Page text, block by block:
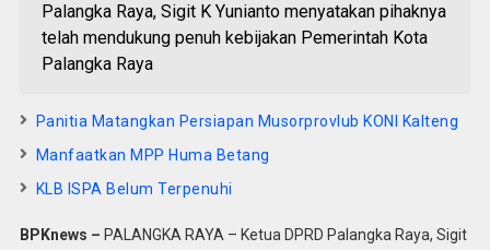
Palangka Raya, Sigit K Yunianto menyatakan pihaknya
telah mendukung penuh kebijakan Pemerintah Kota
Palangka Raya
Panitia Matangkan Persiapan Musorprovlub KONI Kalteng
Manfaatkan MPP Huma Betang
KLB ISPA Belum Terpenuhi
BPKnews – PALANGKA RAYA – Ketua DPRD Palangka Raya, Sigit